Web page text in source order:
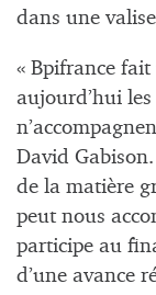
dans une
« Bpifrance
aujourd’hui
David
de la matière
peut nous
participe au
d’une avance